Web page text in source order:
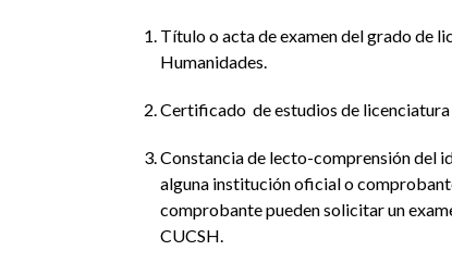
Título o acta de examen del grado de
Humanidades.
Certificado de estudios de
Constancia de lecto-comprensión del
alguna institución oficial o
comprobante pueden solicitar un
CUCSH.